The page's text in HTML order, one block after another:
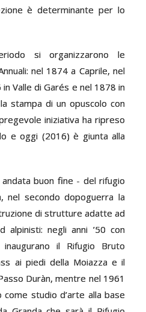
è determinante per lo
si organizzarono le
nel 1874 a Caprile, nel
Valle di Garés e nel 1878 in
stampa di un opuscolo con
iniziativa ha ripreso
e oggi (2016) è giunta alla
buon fine - del rifugio
nel secondo dopoguerra la
di strutture adatte ad
alpinisti: negli anni ’50 con
il Rifugio Bruto
ai piedi della Moiazza e il
Duràn, mentre nel 1961
come studio d’arte alla base